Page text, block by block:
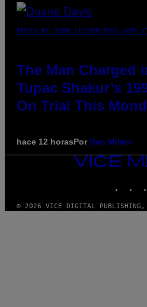
PHOTO BY JOHN LOCHER/POOL/AFP
The Man Charged
Tupac Shakur’s
On Trial This
hace 12 horasPor Dan Milam
VICE
MEDIA
© 2026 VICE DIGITAL PUBLISHING,